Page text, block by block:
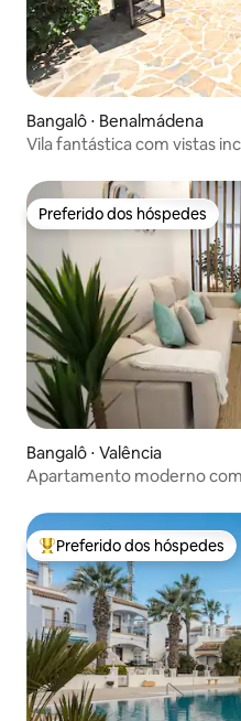
Bangalô ⋅ Benalmádena
Vila fantástica com vistas
Preferido dos hóspedes
Preferido dos hóspedes
Bangalô ⋅ Valência
Apartamento moderno
Entre os melhores
Preferido dos hóspedes